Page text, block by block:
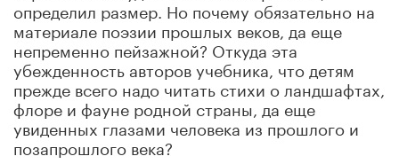
определил размер. Но почему обязательно на
материале поэзии прошлых веков, да еще
непременно пейзажной? Откуда эта
убежденность авторов учебника, что детям
прежде всего надо читать стихи о ландшафтах,
флоре и фауне родной страны, да еще
увиденных глазами человека из прошлого и
позапрошлого века?